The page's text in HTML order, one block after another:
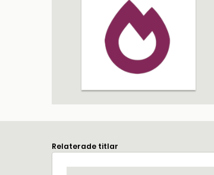
Relaterade titlar